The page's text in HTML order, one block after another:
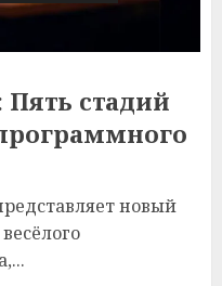
Пять стадий
новый